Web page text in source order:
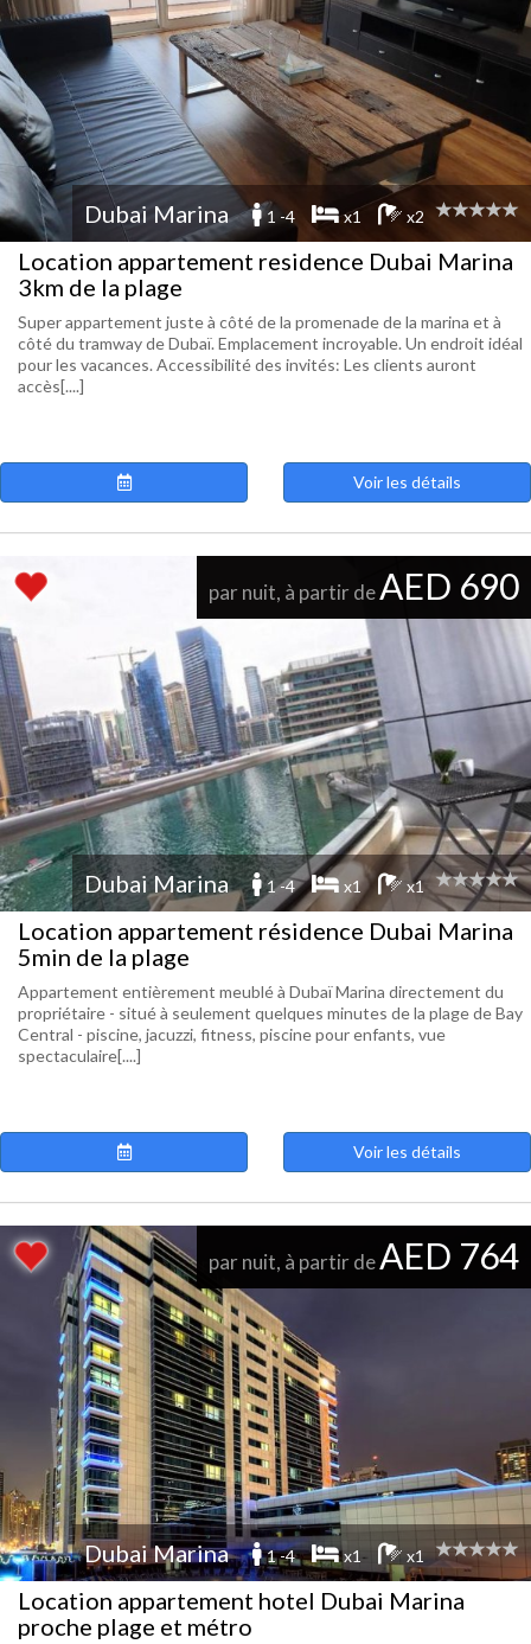
Dubai Marina 1 -4 x1 x2
Location appartement residence Dubai Marina
3km de la plage
Super appartement juste à côté de la promenade de la marina et à
côté du tramway de Dubaï. Emplacement incroyable. Un endroit idéal
pour les vacances. Accessibilité des invités: Les clients auront
accès[....]
Voir les détails
par nuit, à partir deAED 690
Dubai Marina 1 -4 x1 x1
Location appartement résidence Dubai Marina
5min de la plage
Appartement entièrement meublé à Dubaï Marina directement du
propriétaire - situé à seulement quelques minutes de la plage de Bay
Central - piscine, jacuzzi, fitness, piscine pour enfants, vue
spectaculaire[....]
Voir les détails
par nuit, à partir deAED 764
Dubai Marina 1 -4 x1 x1
Location appartement hotel Dubai Marina
proche plage et métro